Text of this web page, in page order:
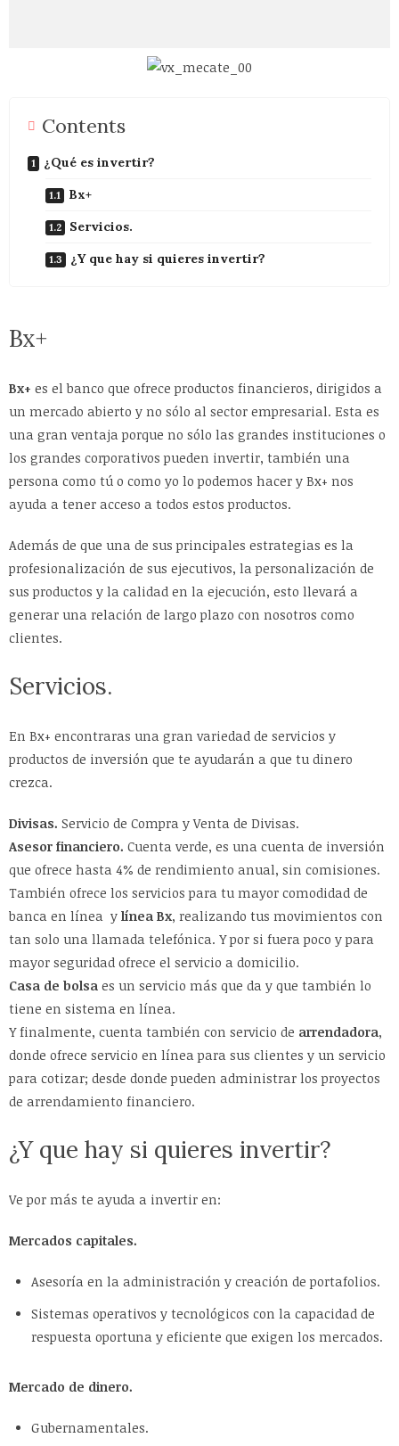
Contents
¿Qué es invertir?
Bx+
Servicios.
¿Y que hay si quieres invertir?
Bx+
Bx+ es el banco que ofrece productos financieros, dirigidos a
un mercado abierto y no sólo al sector empresarial. Esta es
una gran ventaja porque no sólo las grandes instituciones o
los grandes corporativos pueden invertir, también una
persona como tú o como yo lo podemos hacer y Bx+ nos
ayuda a tener acceso a todos estos productos.
Además de que una de sus principales estrategias es la
profesionalización de sus ejecutivos, la personalización de
sus productos y la calidad en la ejecución, esto llevará a
generar una relación de largo plazo con nosotros como
clientes.
Servicios.
En Bx+ encontraras una gran variedad de servicios y
productos de inversión que te ayudarán a que tu dinero
crezca.
Divisas. Servicio de Compra y Venta de Divisas.
Asesor financiero. Cuenta verde, es una cuenta de inversión
que ofrece hasta 4% de rendimiento anual, sin comisiones.
También ofrece los servicios para tu mayor comodidad de
banca en línea y línea Bx, realizando tus movimientos con
tan solo una llamada telefónica. Y por si fuera poco y para
mayor seguridad ofrece el servicio a domicilio.
Casa de bolsa es un servicio más que da y que también lo
tiene en sistema en línea.
Y finalmente, cuenta también con servicio de arrendadora,
donde ofrece servicio en línea para sus clientes y un servicio
para cotizar; desde donde pueden administrar los proyectos
de arrendamiento financiero.
¿Y que hay si quieres invertir?
Ve por más te ayuda a invertir en:
Mercados capitales.
Asesoría en la administración y creación de portafolios.
Sistemas operativos y tecnológicos con la capacidad de
respuesta oportuna y eficiente que exigen los mercados.
Mercado de dinero.
Gubernamentales.